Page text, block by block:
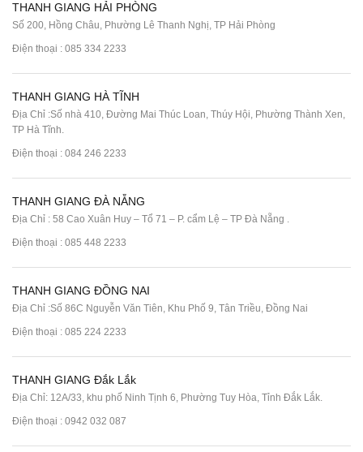
THANH GIANG HẢI PHÒNG
Số 200, Hồng Châu, Phường Lê Thanh Nghị, TP Hải Phòng
Điện thoại : 085 334 2233
THANH GIANG HÀ TĨNH
Địa Chỉ :Số nhà 410, Đường Mai Thúc Loan, Thúy Hội, Phường Thành Xen,
TP Hà Tĩnh.
Điện thoại : 084 246 2233
THANH GIANG ĐÀ NẴNG
Địa Chỉ : 58 Cao Xuân Huy – Tổ 71 – P. cẩm Lệ – TP Đà Nẵng .
Điện thoại : 085 448 2233
THANH GIANG ĐỒNG NAI
Địa Chỉ :Số 86C Nguyễn Văn Tiên, Khu Phố 9, Tân Triều, Đồng Nai
Điện thoại : 085 224 2233
THANH GIANG Đắk Lắk
Địa Chỉ: 12A/33, khu phố Ninh Tịnh 6, Phường Tuy Hòa, Tỉnh Đắk Lắk.
Điện thoại : 0942 032 087